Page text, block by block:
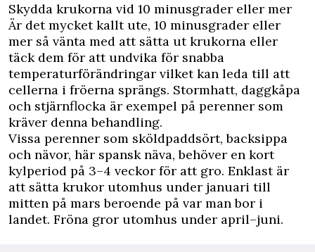
Skydda krukorna vid 10 minusgrader eller mer
Är det mycket kallt ute, 10 minusgrader eller
mer så vänta med att sätta ut krukorna eller
täck dem för att undvika för snabba
temperaturförändringar vilket kan leda till att
cellerna i fröerna sprängs. Stormhatt, daggkåpa
och stjärnflocka är exempel på perenner som
kräver denna behandling.
Vissa perenner som sköldpaddsört, backsippa
och nävor, här spansk näva, behöver en kort
kylperiod på 3–4 veckor för att gro. Enklast är
att sätta krukor utomhus under januari till
mitten på mars beroende på var man bor i
landet. Fröna gror utomhus under april–juni.